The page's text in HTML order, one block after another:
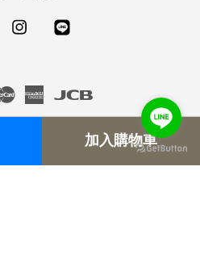
加入購物車
Instagram
Master American
Express